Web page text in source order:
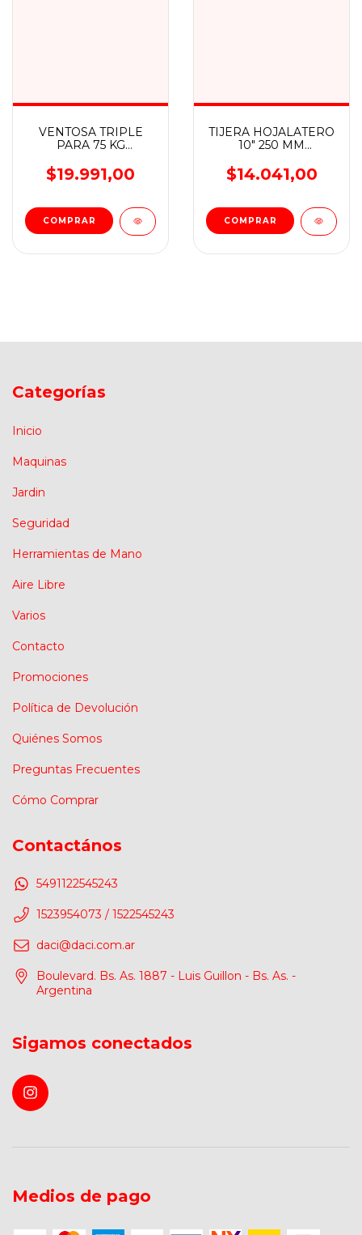
VENTOSA TRIPLE
PARA 75 KG
$19.991,00
TIJERA HOJALATERO
10" 250 MM
WADFOW
$14.041,00
Categorías
Inicio
Maquinas
Jardin
Seguridad
Herramientas de Mano
Aire Libre
Varios
Contacto
Promociones
Política de Devolución
Quiénes Somos
Preguntas Frecuentes
Cómo Comprar
Contactános
5491122545243
1523954073 / 1522545243
daci@daci.com.ar
Boulevard. Bs. As. 1887 - Luis Guillon - Bs. As. -
Argentina
Sigamos conectados
Medios de pago